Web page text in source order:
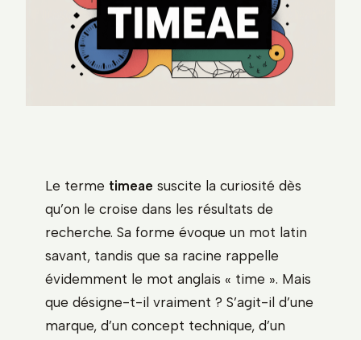
Le terme timeae suscite la curiosité dès
qu’on le croise dans les résultats de
recherche. Sa forme évoque un mot latin
savant, tandis que sa racine rappelle
évidemment le mot anglais « time ». Mais
que désigne-t-il vraiment ? S’agit-il d’une
marque, d’un concept technique, d’un